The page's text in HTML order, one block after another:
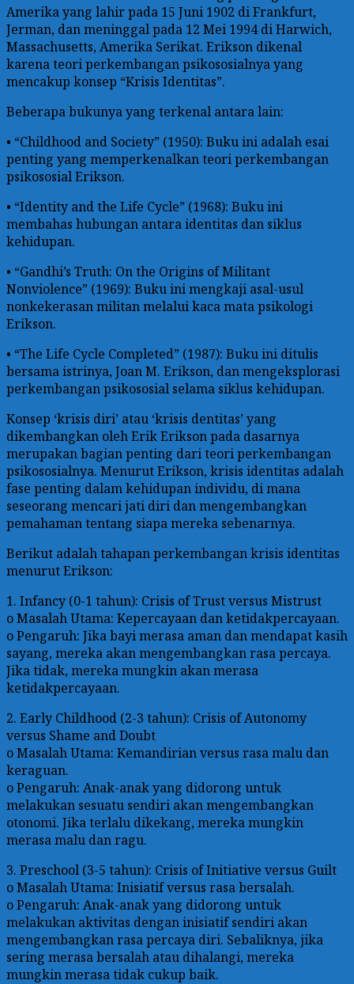
Amerika yang lahir pada 15 Juni 1902 di Frankfurt,
Jerman, dan meninggal pada 12 Mei 1994 di Harwich,
Massachusetts, Amerika Serikat. Erikson dikenal
karena teori perkembangan psikososialnya yang
mencakup konsep “Krisis Identitas”.
Beberapa bukunya yang terkenal antara lain:
• “Childhood and Society” (1950): Buku ini adalah esai
penting yang memperkenalkan teori perkembangan
psikososial Erikson.
• “Identity and the Life Cycle” (1968): Buku ini
membahas hubungan antara identitas dan siklus
kehidupan.
• “Gandhi’s Truth: On the Origins of Militant
Nonviolence” (1969): Buku ini mengkaji asal-usul
nonkekerasan militan melalui kaca mata psikologi
Erikson.
• “The Life Cycle Completed” (1987): Buku ini ditulis
bersama istrinya, Joan M. Erikson, dan mengeksplorasi
perkembangan psikososial selama siklus kehidupan.
Konsep ‘krisis diri’ atau ‘krisis dentitas’ yang
dikembangkan oleh Erik Erikson pada dasarnya
merupakan bagian penting dari teori perkembangan
psikososialnya. Menurut Erikson, krisis identitas adalah
fase penting dalam kehidupan individu, di mana
seseorang mencari jati diri dan mengembangkan
pemahaman tentang siapa mereka sebenarnya.
Berikut adalah tahapan perkembangan krisis identitas
menurut Erikson:
1. Infancy (0-1 tahun): Crisis of Trust versus Mistrust
o Masalah Utama: Kepercayaan dan ketidakpercayaan.
o Pengaruh: Jika bayi merasa aman dan mendapat kasih
sayang, mereka akan mengembangkan rasa percaya.
Jika tidak, mereka mungkin akan merasa
ketidakpercayaan.
2. Early Childhood (2-3 tahun): Crisis of Autonomy
versus Shame and Doubt
o Masalah Utama: Kemandirian versus rasa malu dan
keraguan.
o Pengaruh: Anak-anak yang didorong untuk
melakukan sesuatu sendiri akan mengembangkan
otonomi. Jika terlalu dikekang, mereka mungkin
merasa malu dan ragu.
3. Preschool (3-5 tahun): Crisis of Initiative versus Guilt
o Masalah Utama: Inisiatif versus rasa bersalah.
o Pengaruh: Anak-anak yang didorong untuk
melakukan aktivitas dengan inisiatif sendiri akan
mengembangkan rasa percaya diri. Sebaliknya, jika
sering merasa bersalah atau dihalangi, mereka
mungkin merasa tidak cukup baik.